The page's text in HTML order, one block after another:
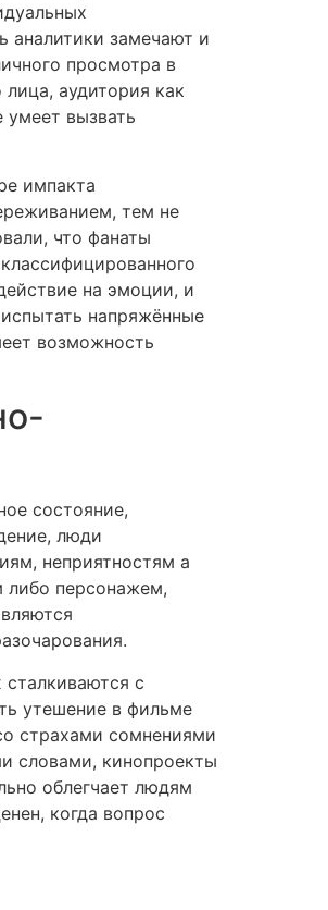
аналитики замечают и
просмотра в
аудитория как
умеет вызвать
импакта
тем не
что фанаты
на эмоции, и
напряжённые
возможность
состояние,
люди
неприятностям а
либо персонажем,
с
утешение в фильме
страхами сомнениями
словами, кинопроекты
облегчает людям
когда вопрос